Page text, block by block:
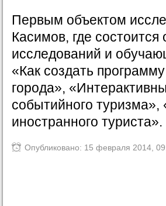
Первым объектом
Касимов, где
исследований и
«Как создать
города»,
событийного туризма»,
иностранного туриста».
Опубликовано: 15 февраля 2014,